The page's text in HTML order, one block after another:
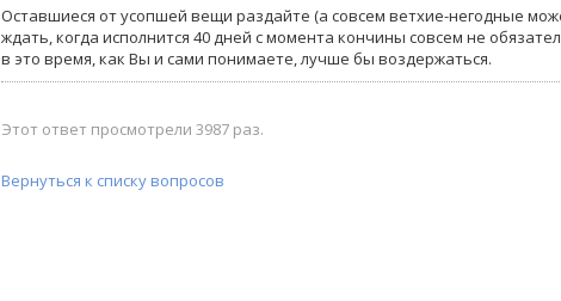
Оставшиеся от усопшей вещи раздайте (а совсем ветхие-негодные
ждать, когда исполнится 40 дней с момента кончины совсем не
в это время, как Вы и сами понимаете, лучше бы воздержаться.
Этот ответ просмотрели 3987 раз.
Вернуться к списку вопросов